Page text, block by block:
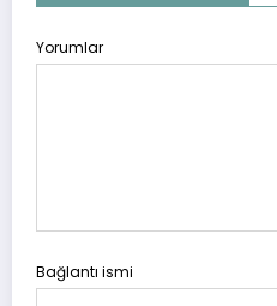
Yorumlar
Bağlantı ismi